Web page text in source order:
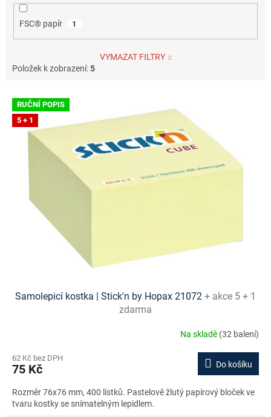
FSC® papír 1
VYMAZAT FILTRY
Položek k zobrazení:5
V RUČNÍ POPIS
5 + 1
Samolepicí kostka | Stick'n by Hopax 21072 + akce 5 + 1
zdarma
Na skladě (32 balení)
62 Kč bez DPH
75 Kč Do košíku
Rozměr 76x76 mm, 400 lístků. Pastelově žlutý papírový bloček ve
tvaru kostky se snímatelným lepidlem.